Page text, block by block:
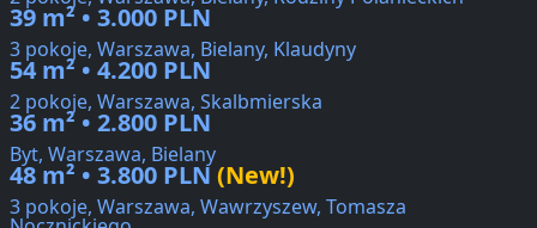
39 m² • 3.000 PLN
3 pokoje, Warszawa, Bielany, Klaudyny
54 m² • 4.200 PLN
2 pokoje, Warszawa, Skalbmierska
36 m² • 2.800 PLN
Byt, Warszawa, Bielany
48 m² • 3.800 PLN(New!)
3 pokoje, Warszawa, Wawrzyszew, Tomasza